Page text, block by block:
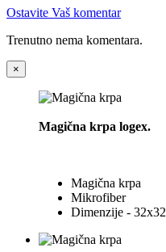
Ostavite Vaš komentar
Trenutno nema komentara.
×
Magična krpa logex.
Magična krpa
Mikrofiber
Dimenzije - 32x32